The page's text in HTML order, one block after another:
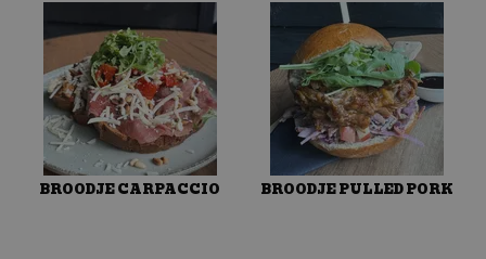
BROODJE CARPACCIO BROODJE PULLED PORK